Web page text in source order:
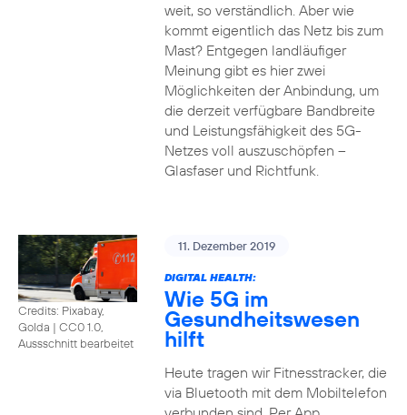
weit, so verständlich. Aber wie
kommt eigentlich das Netz bis zum
Mast? Entgegen landläufiger
Meinung gibt es hier zwei
Möglichkeiten der Anbindung, um
die derzeit verfügbare Bandbreite
und Leistungsfähigkeit des 5G-
Netzes voll auszuschöpfen –
Glasfaser und Richtfunk.
Credits: Pixabay,
Golda | CC0 1.0,
Aussschnitt bearbeitet
11. Dezember 2019
DIGITAL HEALTH:
Wie 5G im
Gesundheitswesen
hilft
Heute tragen wir Fitnesstracker, die
via Bluetooth mit dem Mobiltelefon